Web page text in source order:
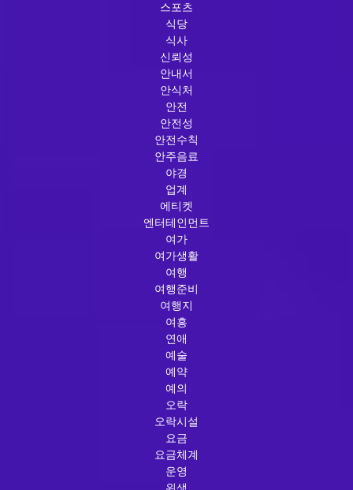
스포츠
식당
식사
신뢰성
안내서
안식처
안전
안전성
안전수칙
안주음료
야경
업계
에티켓
엔터테인먼트
여가
여가생활
여행
여행준비
여행지
여흥
연애
예술
예약
예의
오락
오락시설
요금
요금체계
운영
위생